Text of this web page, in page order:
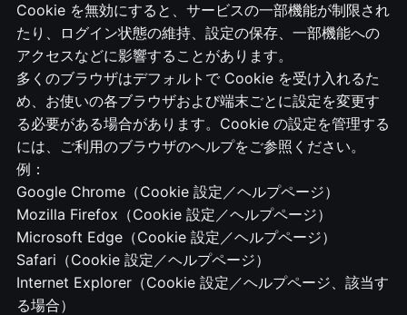
Cookie を無効にすると、サービスの一部機能が制限され
たり、ログイン状態の維持、設定の保存、一部機能への
アクセスなどに影響することがあります。
多くのブラウザはデフォルトで Cookie を受け入れるた
め、お使いの各ブラウザおよび端末ごとに設定を変更す
る必要がある場合があります。Cookie の設定を管理する
には、ご利用のブラウザのヘルプをご参照ください。
例：
Google Chrome（Cookie 設定／ヘルプページ）
Mozilla Firefox（Cookie 設定／ヘルプページ）
Microsoft Edge（Cookie 設定／ヘルプページ）
Safari（Cookie 設定／ヘルプページ）
Internet Explorer（Cookie 設定／ヘルプページ、該当す
る場合）